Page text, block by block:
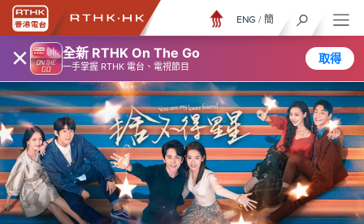
× 全新 RTHK On The Go
一手掌握 RTHK 電台、電視節目
取得
ENG / 簡